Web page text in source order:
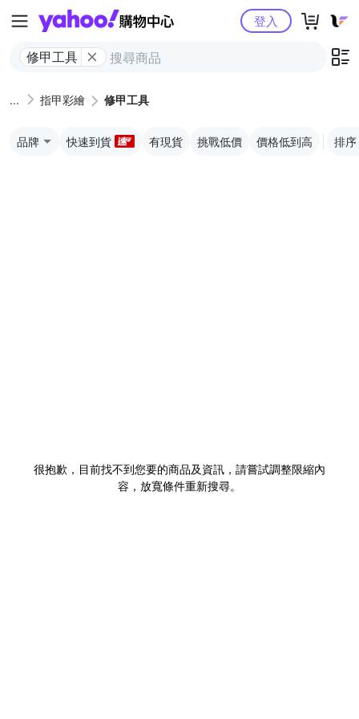
Yahoo購物中心
修甲工具
登入
指甲彩繪 修甲工具
品牌 快速到貨 有現貨 挑戰低價 價格低到高 排序
很抱歉，目前找不到您要的商品及資訊，請嘗試調整限縮內
容，放寬條件重新搜尋。